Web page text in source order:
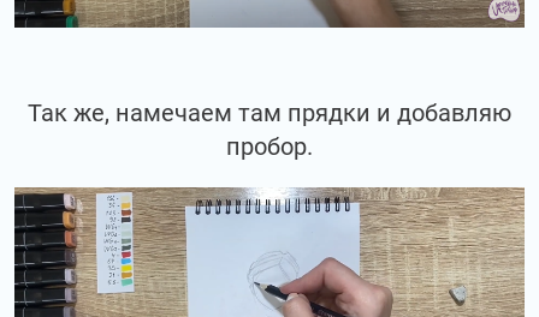
Так же, намечаем там прядки и добавляю
пробор.